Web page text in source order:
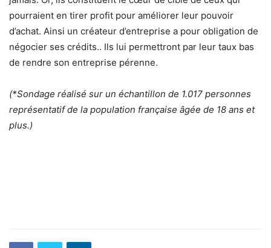
pourraient en tirer profit pour améliorer leur pouvoir
d’achat. Ainsi un créateur d’entreprise a pour obligation de
négocier ses crédits.. Ils lui permettront par leur taux bas
de rendre son entreprise pérenne.
(*Sondage réalisé sur un échantillon de 1.017 personnes
représentatif de la population française âgée de 18 ans et
plus.)